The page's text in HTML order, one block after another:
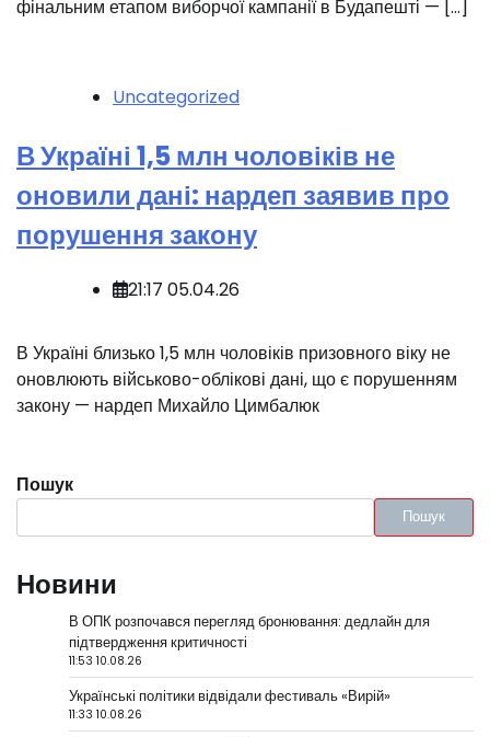
фінальним етапом виборчої кампанії в Будапешті — […]
Uncategorized
В Україні 1,5 млн чоловіків не
оновили дані: нардеп заявив про
порушення закону
21:17 05.04.26
В Україні близько 1,5 млн чоловіків призовного віку не
оновлюють військово-облікові дані, що є порушенням
закону — нардеп Михайло Цимбалюк
Пошук
Пошук
Новини
В ОПК розпочався перегляд бронювання: дедлайн для
підтвердження критичності
11:53 10.08.26
Українські політики відвідали фестиваль «Вирій»
11:33 10.08.26